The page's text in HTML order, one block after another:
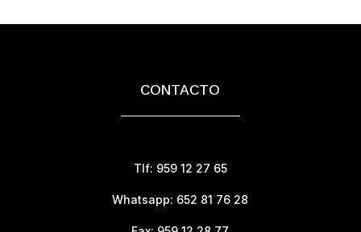
25,20 €
CONTACTO
Tlf: 959 12 27 65
Whatsapp: 652 81 76 28